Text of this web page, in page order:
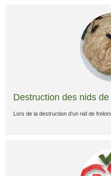
Destruction des nids
Lors de la destruction d’un nid de